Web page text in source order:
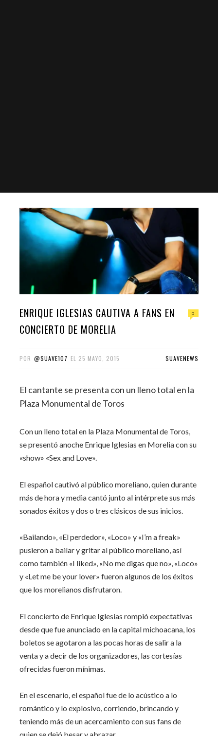
ENRIQUE IGLESIAS CAUTIVA A FANS EN
CONCIERTO DE MORELIA
0
POR @SUAVE107 EL 25 MAYO, 2015 SUAVENEWS
El cantante se presenta con un lleno total en la
Plaza Monumental de Toros
Con un lleno total en la Plaza Monumental de Toros,
se presentó anoche Enrique Iglesias en Morelia con su
«show» «Sex and Love».
El español cautivó al público moreliano, quien durante
más de hora y media cantó junto al intérprete sus más
sonados éxitos y dos o tres clásicos de sus inicios.
«Bailando», «El perdedor», «Loco» y «I’m a freak»
pusieron a bailar y gritar al público moreliano, así
como también «I liked», «No me digas que no», «Loco»
y «Let me be your lover» fueron algunos de los éxitos
que los morelianos disfrutaron.
El concierto de Enrique Iglesias rompió expectativas
desde que fue anunciado en la capital michoacana, los
boletos se agotaron a las pocas horas de salir a la
venta y a decir de los organizadores, las cortesías
ofrecidas fueron mínimas.
En el escenario, el español fue de lo acústico a lo
romántico y lo explosivo, corriendo, brincando y
teniendo más de un acercamiento con sus fans de